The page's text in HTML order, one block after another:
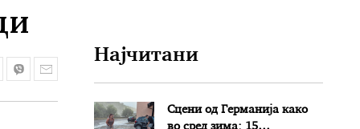
Најчитани
Сцени од Германија како
во сред зима: 15